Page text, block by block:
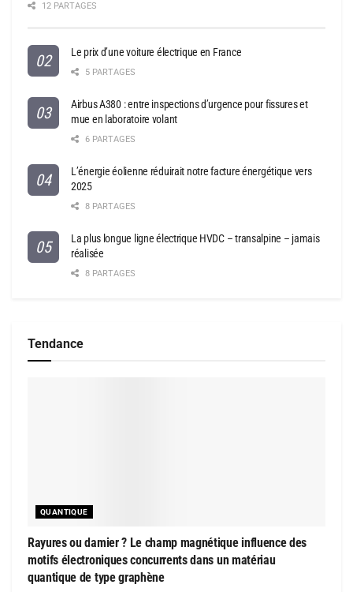
12 PARTAGES
Le prix d’une voiture électrique en France
5 PARTAGES
Airbus A380 : entre inspections d’urgence pour fissures et
mue en laboratoire volant
6 PARTAGES
L’énergie éolienne réduirait notre facture énergétique vers
2025
8 PARTAGES
La plus longue ligne électrique HVDC – transalpine – jamais
réalisée
8 PARTAGES
Tendance
QUANTIQUE
Rayures ou damier ? Le champ magnétique influence des
motifs électroniques concurrents dans un matériau
quantique de type graphène